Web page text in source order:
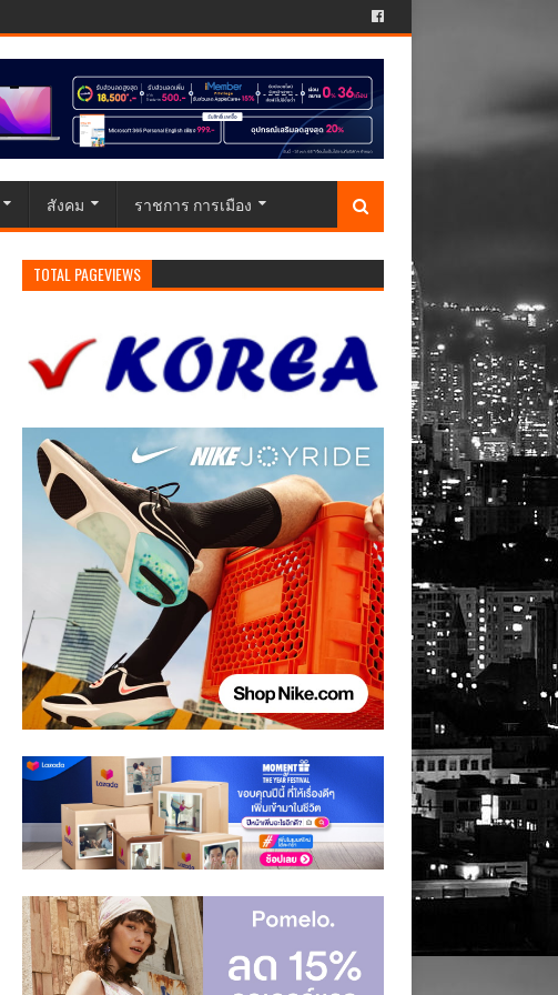
สังคม ราชการ การเมือง
TOTAL PAGEVIEWS